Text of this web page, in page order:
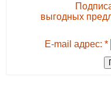
выгодных
E-mail адрес: *